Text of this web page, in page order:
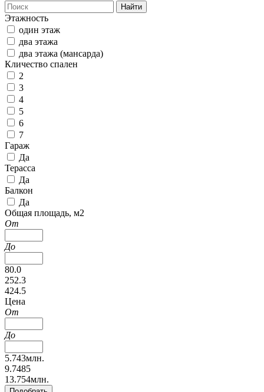
Найти
Этажность
один этаж
два этажа
два этажа (мансарда)
Кличество спален
2
3
4
5
6
7
Гараж
Да
Терасса
Да
Балкон
Да
Общая площадь, м2
От
До
80.0
252.3
424.5
Цена
От
До
5.743млн.
9.7485
13.754млн.